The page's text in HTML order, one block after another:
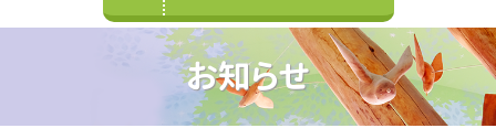
t
i
o
n
お知らせ